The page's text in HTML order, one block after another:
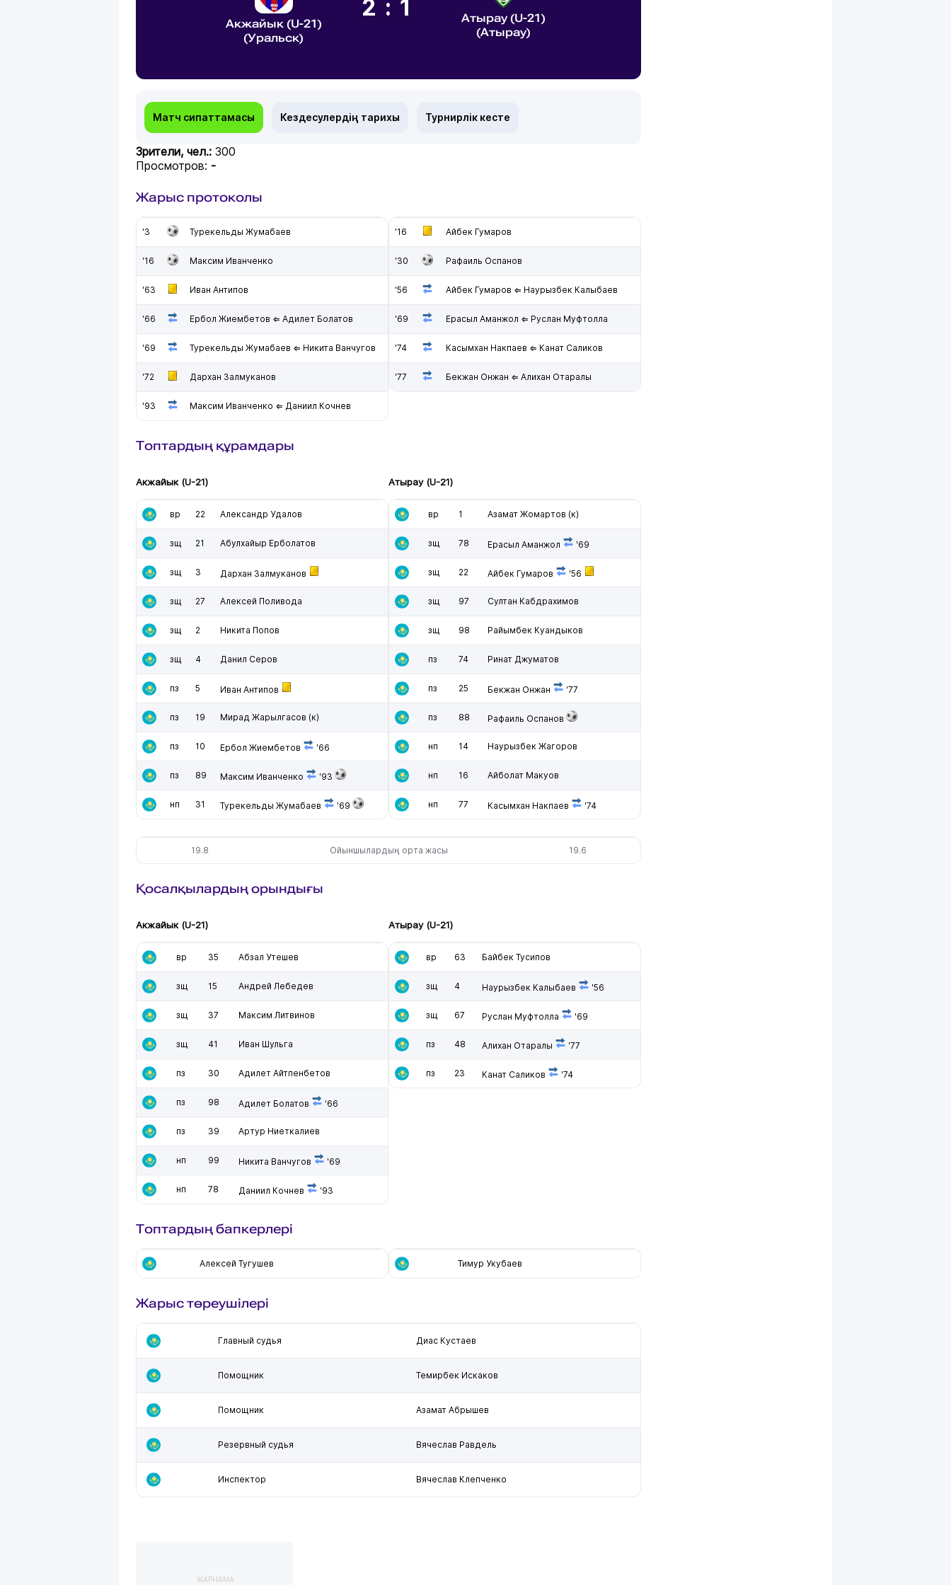
Акжайык (U-21)
(Уральск)
2:1
Атырау (U-21)
(Атырау)
Матч сипаттамасы Кездесулердің тарихы Турнирлік кесте
Зрители, чел.: 300
Просмотров: -
Жарыс протоколы
'3 Турекельды Жумабаев
'16 Максим Иванченко
'63 Иван Антипов
'66 Ербол Жиембетов ⇐ Адилет Болатов
'69 Турекельды Жумабаев ⇐ Никита Ванчугов
'72 Дархан Залмуканов
'93 Максим Иванченко ⇐ Даниил Кочнев
'16 Айбек Гумаров
'30 Рафаиль Оспанов
'56 Айбек Гумаров ⇐ Наурызбек Калыбаев
'69 Ерасыл Аманжол ⇐ Руслан Муфтолла
'74 Касымхан Накпаев ⇐ Канат Саликов
'77 Бекжан Онжан ⇐ Алихан Отаралы
Топтардың құрамдары
Акжайык (U-21)
вр 22 Александр Удалов
зщ 21 Абулхайыр Ерболатов
зщ 3 Дархан Залмуканов
зщ 27 Алексей Поливода
зщ 2 Никита Попов
зщ 4 Данил Серов
пз 5 Иван Антипов
пз 19 Мирад Жарылгасов (к)
пз 10 Ербол Жиембетов '66
пз 89 Максим Иванченко '93
нп 31 Турекельды Жумабаев '69
Атырау (U-21)
вр 1 Азамат Жомартов (к)
зщ 78 Ерасыл Аманжол '69
зщ 22 Айбек Гумаров '56
зщ 97 Султан Кабдрахимов
зщ 98 Райымбек Куандыков
пз 74 Ринат Джуматов
пз 25 Бекжан Онжан '77
пз 88 Рафаиль Оспанов
нп 14 Наурызбек Жагоров
нп 16 Айболат Макуов
нп 77 Касымхан Накпаев '74
19.8 Ойыншылардың орта жасы 19.6
Қосалқылардың орындығы
Акжайык (U-21)
вр 35 Абзал Утешев
зщ 15 Андрей Лебедев
зщ 37 Максим Литвинов
зщ 41 Иван Шульга
пз 30 Адилет Айтпенбетов
пз 98 Адилет Болатов '66
пз 39 Артур Ниеткалиев
нп 99 Никита Ванчугов '69
нп 78 Даниил Кочнев '93
Атырау (U-21)
вр 63 Байбек Тусипов
зщ 4 Наурызбек Калыбаев '56
зщ 67 Руслан Муфтолла '69
пз 48 Алихан Отаралы '77
пз 23 Канат Саликов '74
Топтардың бапкерлері
Алексей Тугушев Тимур Укубаев
Жарыс төреушілері
Главный судья Диас Кустаев
Помощник Темирбек Искаков
Помощник Азамат Абрышев
Резервный судья Вячеслав Равдель
Инспектор Вячеслав Клепченко
ЖАРНАМА